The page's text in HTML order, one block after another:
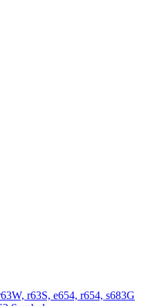
r63S, e654, r654, s683G